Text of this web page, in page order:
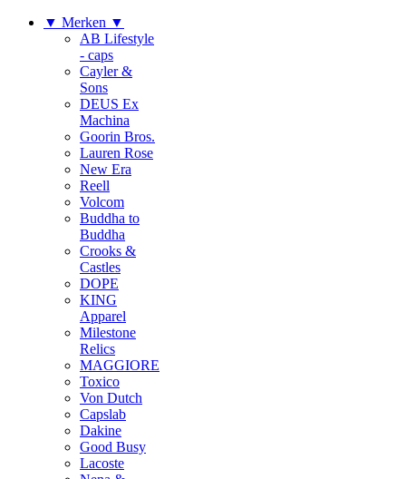
▼ Merken ▼
AB Lifestyle
- caps
Cayler &
Sons
DEUS Ex
Machina
Goorin Bros.
Lauren Rose
New Era
Reell
Volcom
Buddha to
Buddha
Crooks &
Castles
DOPE
KING
Apparel
Milestone
Relics
MAGGIORE
Toxico
Von Dutch
Capslab
Dakine
Good Busy
Lacoste